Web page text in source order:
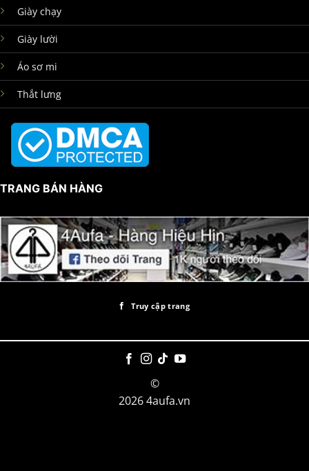
Giày chạy
Giày lười
Áo sơ mi
Thắt lưng
TRANG BÁN HÀNG
Truy cập trang
©
2026 4aufa.vn